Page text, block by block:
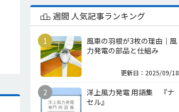
週間 人気記事ランキング
風車の羽根が3枚の理由｜風
力発電の部品と仕組み
更新日：2025/09/18
洋上風力発電 用語集 『ナ
セル』